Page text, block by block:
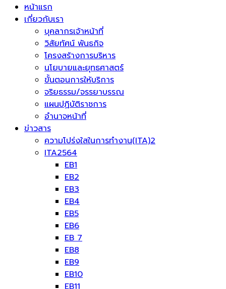
หน้าแรก
เกี่ยวกับเรา
บุคลากรเจ้าหน้าที่
วิสัยทัศน์ พันธกิจ
โครงสร้างการบริหาร
นโยบายและยุทธศาสตร์
ขั้นตอนการให้บริการ
จริยธรรม/จรรยาบรรณ
แผนปฏิบัติราชการ
อำนาจหน้าที่
ข่าวสาร
ความโปร่งใสในการทำงาน(ITA)2
ITA2564
EB1
EB2
EB3
EB4
EB5
EB6
EB 7
EB8
EB9
EB10
EB11